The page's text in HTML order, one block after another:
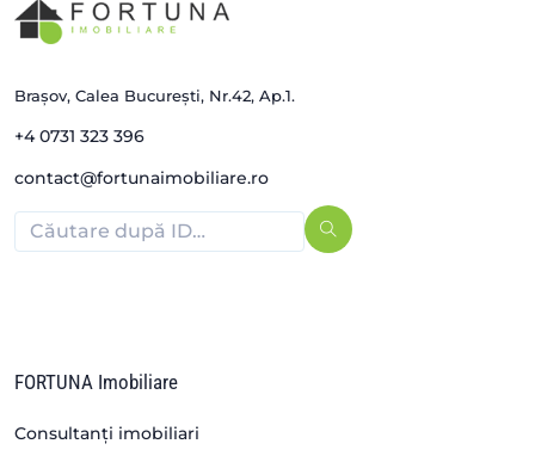
Brașov, Calea București, Nr.42, Ap.1.
+4 0731 323 396
contact@fortunaimobiliare.ro
FORTUNA Imobiliare
Consultanți imobiliari